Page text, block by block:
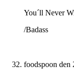
You´ll Never
/Badass
foodspoon den